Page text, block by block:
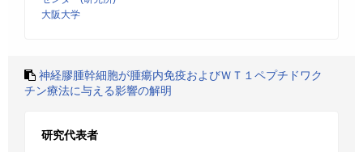
大阪大学
神経膠腫幹細胞が腫瘍内免疫およびＷＴ１ペプチドワク
チン療法に与える影響の解明
研究代表者